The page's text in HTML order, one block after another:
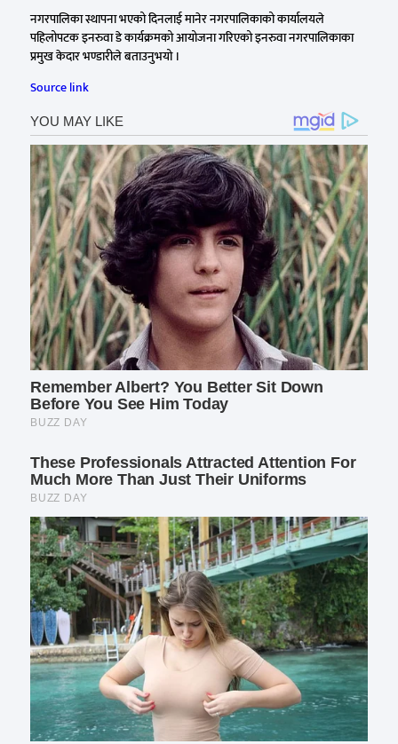
नगरपालिका स्थापना भएको दिनलाई मानेर नगरपालिकाको कार्यालयले
पहिलोपटक इनरुवा डे कार्यक्रमको आयोजना गरिएको इनरुवा नगरपालिकाका
प्रमुख केदार भण्डारीले बताउनुभयो ।
Source link